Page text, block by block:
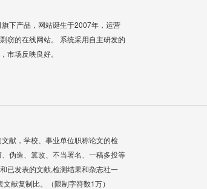
下产品，网站诞生于2007年，运营
窃的在线网站。 系统采用自主研发的
市场反映良好。
献，学校、事业单位职称论文的检
伪造、篡改、不当署名、一稿多投等
已发表的文献,检测结果和杂志社一
献复制比。（限制字符数1万）